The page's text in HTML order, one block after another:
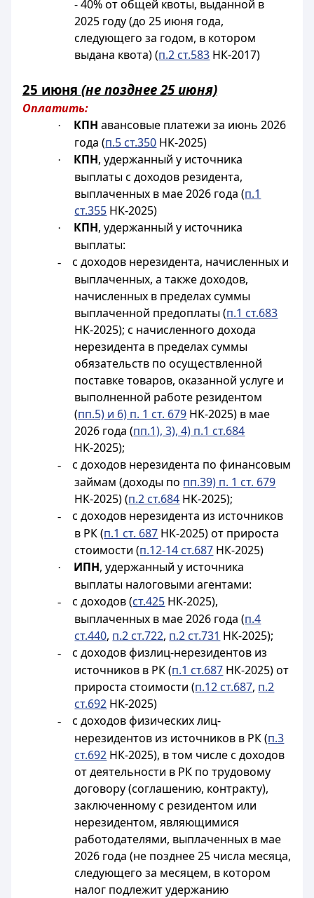
- 40% от общей квоты, выданной в
2025 году (до 25 июня года,
следующего за годом, в котором
выдана квота) (п.2 ст.583 НК-2017)
25 июня (не позднее 25 июня)
Оплатить:
· КПН авансовые платежи за июнь 2026
года (п.5 ст.350 НК-2025)
· КПН, удержанный у источника
выплаты с доходов резидента,
выплаченных в мае 2026 года (п.1
ст.355 НК-2025)
· КПН, удержанный у источника
выплаты:
-
с доходов нерезидента, начисленных и
выплаченных, а также доходов,
начисленных в пределах суммы
выплаченной предоплаты (п.1 ст.683
НК-2025); с начисленного дохода
нерезидента в пределах суммы
обязательств по осуществленной
поставке товаров, оказанной услуге и
выполненной работе резидентом
(пп.5) и 6) п. 1 ст. 679 НК-2025) в мае
2026 года (пп.1), 3), 4) п.1 ст.684
НК-2025);
-
с доходов нерезидента по финансовым
займам (доходы по пп.39) п. 1 ст. 679
НК-2025) (п.2 ст.684 НК-2025);
-
с доходов нерезидента из источников
в РК (п.1 ст. 687 НК-2025) от прироста
стоимости (п.12-14 ст.687 НК-2025)
· ИПН, удержанный у источника
выплаты налоговыми агентами:
- с доходов (ст.425 НК-2025),
выплаченных в мае 2026 года (п.4
ст.440, п.2 ст.722, п.2 ст.731 НК-2025);
-
с доходов физлиц-нерезидентов из
источников в РК (п.1 ст.687 НК-2025) от
прироста стоимости (п.12 ст.687, п.2
ст.692 НК-2025)
-
с доходов физических лиц-
нерезидентов из источников в РК (п.3
ст.692 НК-2025), в том числе с доходов
от деятельности в РК по трудовому
договору (соглашению, контракту),
заключенному с резидентом или
нерезидентом, являющимися
работодателями, выплаченных в мае
2026 года (не позднее 25 числа месяца,
следующего за месяцем, в котором
налог подлежит удержанию